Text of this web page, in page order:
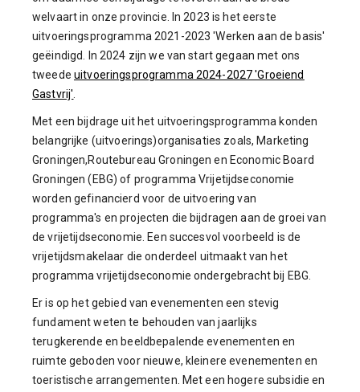
welvaart in onze provincie. In 2023 is het eerste
uitvoeringsprogramma 2021-2023 'Werken aan de basis'
geëindigd. In 2024 zijn we van start gegaan met ons
tweede uitvoeringsprogramma 2024-2027 'Groeiend
Gastvrij'
Met een bijdrage uit het uitvoeringsprogramma konden
belangrijke (uitvoerings)organisaties zoals, Marketing
Groningen,Routebureau Groningen en Economic Board
Groningen (EBG) of programma Vrijetijdseconomie
worden gefinancierd voor de uitvoering van
programma's en projecten die bijdragen aan de groei van
de vrijetijdseconomie. Een succesvol voorbeeld is de
vrijetijdsmakelaar die onderdeel uitmaakt van het
programma vrijetijdseconomie ondergebracht bij EBG.
Er is op het gebied van evenementen een stevig
fundament weten te behouden van jaarlijks
terugkerende en beeldbepalende evenementen en
ruimte geboden voor nieuwe, kleinere evenementen en
toeristische arrangementen. Met een hogere subsidie en